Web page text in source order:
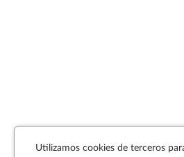
Utilizamos cookies de terceros